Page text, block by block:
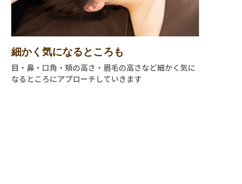
細かく気になるところも
目・鼻・口角・頬の高さ・眉毛の高さなど細かく気に
なるところにアプローチしていきます